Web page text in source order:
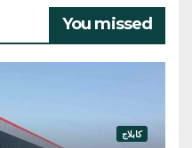
You missed
كابلاج